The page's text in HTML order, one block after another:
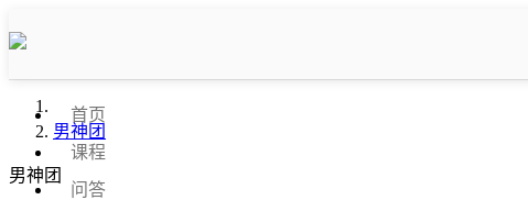
首页
课程
问答
男神团
男神团